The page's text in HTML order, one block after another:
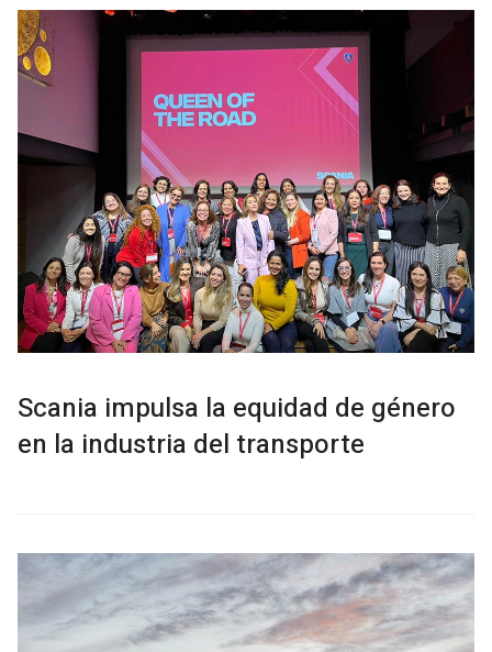
Scania impulsa la equidad de género
en la industria del transporte